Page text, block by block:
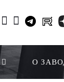
О